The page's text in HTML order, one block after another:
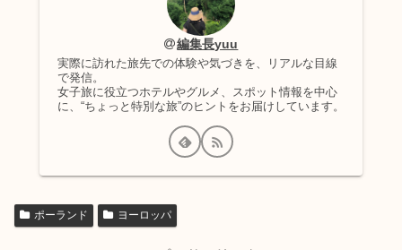
編集長yuu
実際に訪れた旅先での体験や気づきを、リアルな目線
で発信。
女子旅に役立つホテルやグルメ、スポット情報を中心
に、“ちょっと特別な旅”のヒントをお届けしています。
ポーランド ヨーロッパ